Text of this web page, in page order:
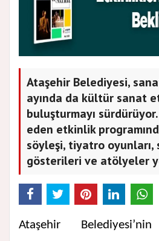
Ataşehir Belediyesi,
ayında da kültür sanat
buluşturmayı
eden etkinlik
söyleşi, tiyatro oyunları,
gösterileri ve atölyeler
Ataşehir